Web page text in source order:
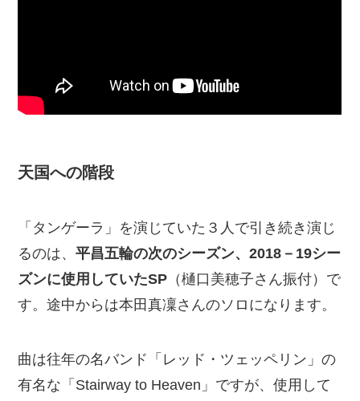
天国への階段
「タンゲーラ」を演じていた３人で引き続き演じ
るのは、平昌五輪の次のシーズン、2018－19シー
ズンに使用していたSP （樋口美穂子さん振付）で
す。途中からは本田真凜さんのソロになります。
曲は往年の名バンド「レッド・ツェッペリン」の
有名な「Stairway to Heaven」ですが、使用して